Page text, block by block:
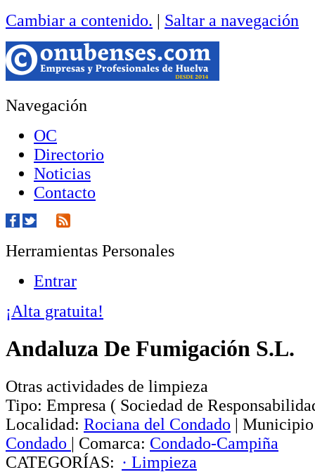
Cambiar a contenido. | Saltar a navegación
Navegación
OC
Directorio
Noticias
Contacto
Herramientas Personales
Entrar
¡Alta gratuita!
Andaluza De Fumigación S.L.
Otras actividades de limpieza
Tipo: Empresa ( Sociedad de
Localidad: Rociana del Condado |
Condado | Comarca: Condado-Campiña
CATEGORÍAS: · Limpieza